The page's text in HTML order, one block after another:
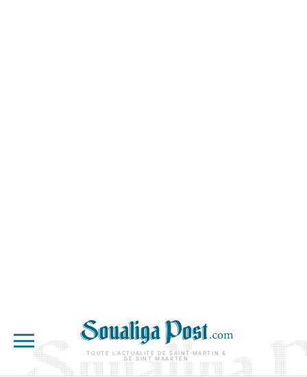
TOUTE L'ACTUALITÉ DE SAINT-MARTIN &
DE SINT MAARTEN